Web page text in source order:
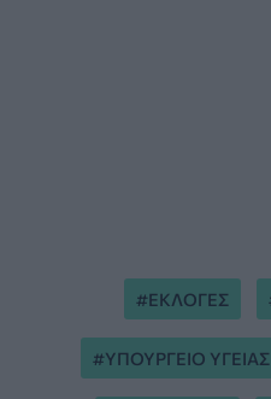
ΕΚΛΟΓΕΣ
ΥΠΟΥΡΓΕΙΟ ΥΓΕΙΑΣ